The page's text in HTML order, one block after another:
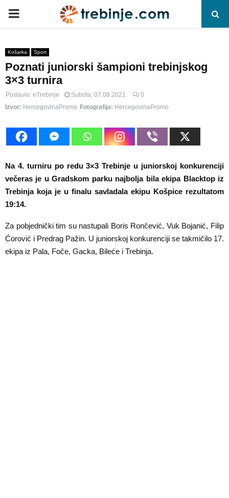
P
I
M
A
Y
M
E
Košarka Sport
Poznati juniorski šampioni trebinjskog
3×3 turnira
Postavio: eTrebinje Subota, 07.08.2021.
0
Izvor: HercegovinaPromo Fotografija: HercegovinaPromo
Na 4. turniru po redu 3×3 Trebinje u juniorskoj konkurenciji
večeras je u Gradskom parku najbolja bila ekipa Blacktop iz
Trebinja koja je u finalu savladala ekipu Košpice rezultatom
19:14.
Za pobjednički tim su nastupali Boris Rončević, Vuk Bojanić, Filip
Ćorović i Predrag Pažin. U juniorskoj konkurenciji se takmičilo 17.
ekipa iz Pala, Foče, Gacka, Bileće i Trebinja.